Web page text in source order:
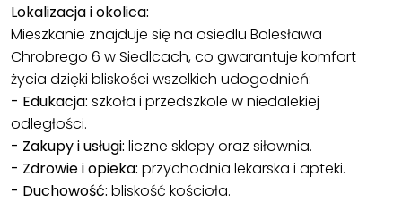
Lokalizacja i okolica:
Mieszkanie znajduje się na osiedlu Bolesława
Chrobrego 6 w Siedlcach, co gwarantuje komfort
życia dzięki bliskości wszelkich udogodnień:
- Edukacja: szkoła i przedszkole w niedalekiej
odległości.
- Zakupy i usługi: liczne sklepy oraz siłownia.
- Zdrowie i opieka: przychodnia lekarska i apteki.
- Duchowość: bliskość kościoła.